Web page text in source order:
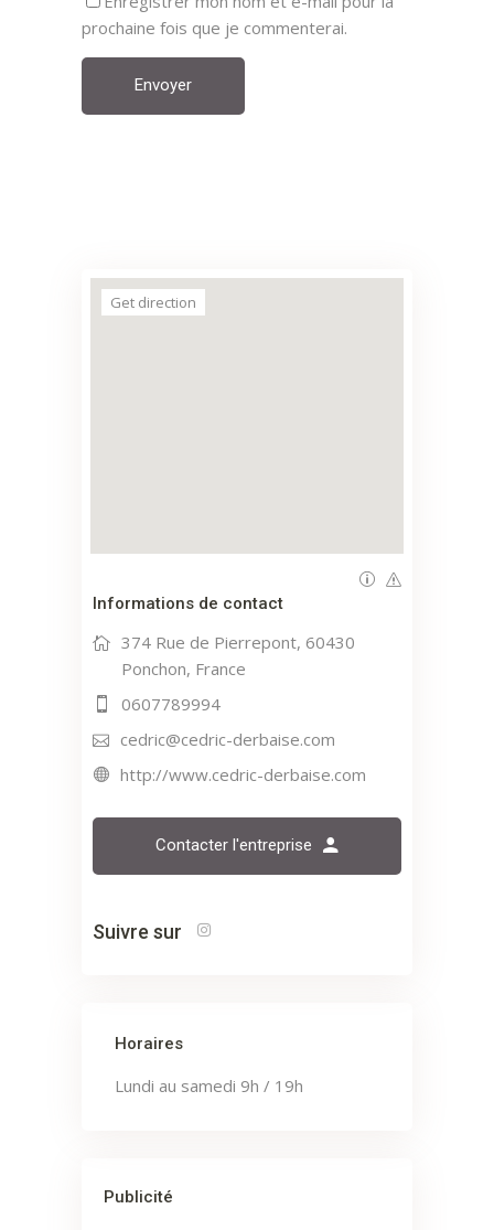
prochaine fois que je commenterai.
Envoyer
Get direction
Informations de contact
374 Rue de Pierrepont, 60430
Ponchon, France
0607789994
cedric@cedric-derbaise.com
http://www.cedric-derbaise.com
Contacter l'entreprise
Suivre sur
Horaires
Lundi au samedi 9h / 19h
Publicité